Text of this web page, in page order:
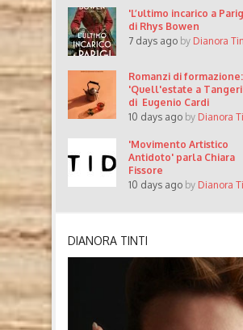
'L’ultimo incarico a
di Rhys Bowen
7 days ago by Dianora
Romanzi di formazione:
'Quell'estate a
di Eugenio Cardi
10 days ago by Dianora
'Movimento Artistico
Antidoto' parla Chiara
Fissore
10 days ago by Dianora
DIANORA TINTI